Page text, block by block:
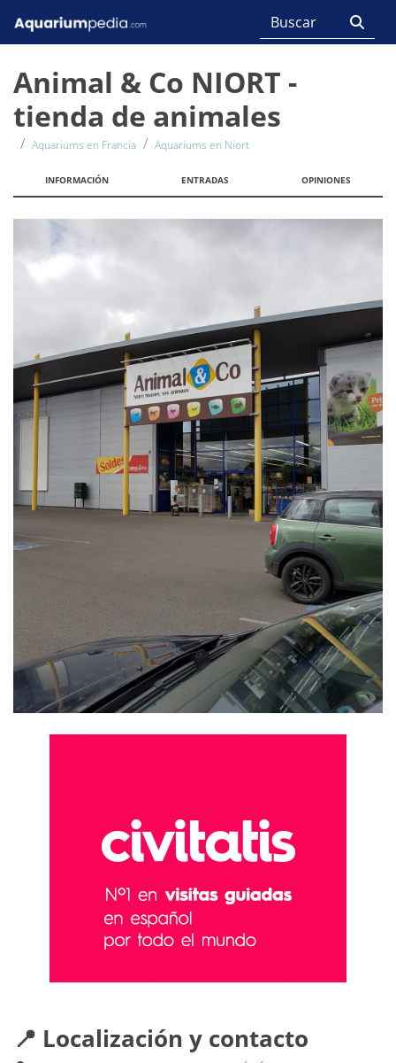
Animal & Co NIORT -
tienda de animales
Aquariums en Francia Aquariums en Niort
INFORMACIÓN ENTRADAS OPINIONES
📍 Localización y contacto